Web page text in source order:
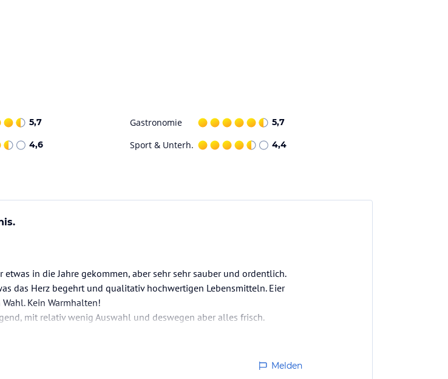
5,7 Gastronomie 5,7
4,6 Sport & Unterh. 4,4
in die Jahre gekommen, aber sehr sehr sauber und ordentlich.
das Herz begehrt und qualitativ hochwertigen Lebensmitteln. Eier
Kein Warmhalten!
mit relativ wenig Auswahl und deswegen aber alles frisch.
Melden